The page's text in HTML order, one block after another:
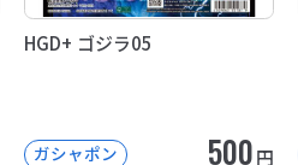
HGD+ ゴジラ05
ガシャポン 500円